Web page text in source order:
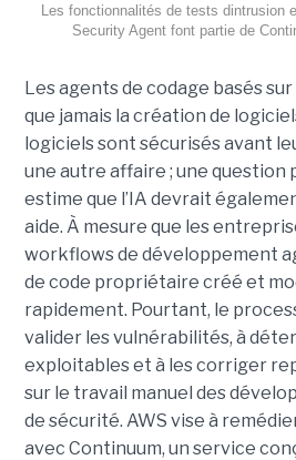
Les fonctionnalités de tests dintrusion
Security Agent font partie de
Les agents de codage basés
que jamais la création de
logiciels sont sécurisés avant
une autre affaire ; une question
estime que l’IA devrait
aide. À mesure que les
workflows de développement
de code propriétaire créé et
rapidement. Pourtant, le
valider les vulnérabilités, à
exploitables et à les corriger
sur le travail manuel des
de sécurité. AWS vise à
avec Continuum, un service